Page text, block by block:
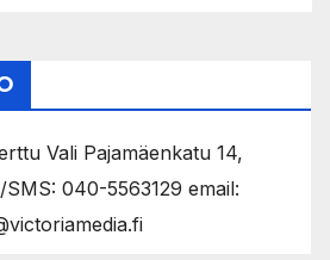
Vali Pajamäenkatu 14,
040-5563129 email: